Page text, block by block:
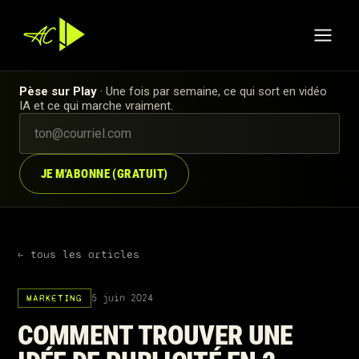
Pèse sur Play · Une fois par semaine, ce qui sort en vidéo
IA et ce qui marche vraiment.
JE M'ABONNE (GRATUIT)
← tous les articles
MARKETING 5 juin 2024
COMMENT TROUVER UNE